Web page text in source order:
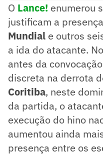
O Lance! enumerou
justificam a
Mundial e outros
a ida do atacante.
antes da
discreta na derrota
Coritiba, neste
da partida, o
execução do hino
aumentou ainda
presença entre os